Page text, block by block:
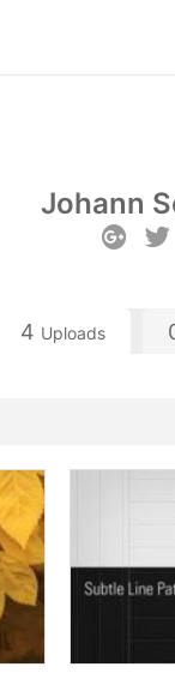
Johann
4 Uploads